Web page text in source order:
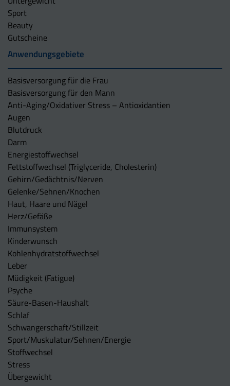
Sport
Beauty
Gutscheine
Anwendungsgebiete
Basisversorgung für die Frau
Basisversorgung für den Mann
Anti-Aging/Oxidativer Stress – Antioxidantien
Augen
Blutdruck
Darm
Energiestoffwechsel
Fettstoffwechsel (Triglyceride, Cholesterin)
Gehirn/Gedächtnis/Nerven
Gelenke/Sehnen/Knochen
Haut, Haare und Nägel
Herz/Gefäße
Immunsystem
Kinderwunsch
Kohlenhydratstoffwechsel
Leber
Müdigkeit (Fatigue)
Psyche
Säure-Basen-Haushalt
Schlaf
Schwangerschaft/Stillzeit
Sport/Muskulatur/Sehnen/Energie
Stoffwechsel
Stress
Übergewicht